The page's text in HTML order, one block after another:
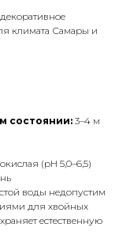
климата Самары и
состоянии: 3–4 м
(pH 5,0–6,5)
воды недопустим
для хвойных
естественную